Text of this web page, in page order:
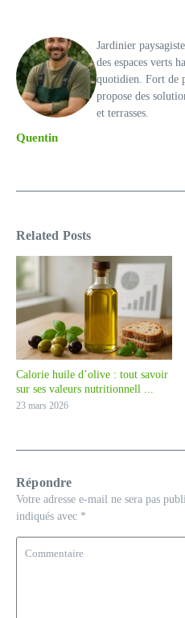
Quentin
Jardinier
des espaces verts
quotidien. Fort de
propose des
et terrasses.
Related Posts
Calorie huile d’olive : tout savoir
sur ses valeurs nutritionnell ...
23 mars 2026
Répondre
Votre adresse e-mail ne sera pas
indiqués avec *